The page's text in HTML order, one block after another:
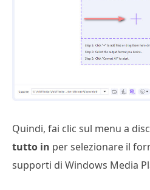
Quindi, fai clic sul menu a
tutto in per selezionare il
supporti di Windows Media